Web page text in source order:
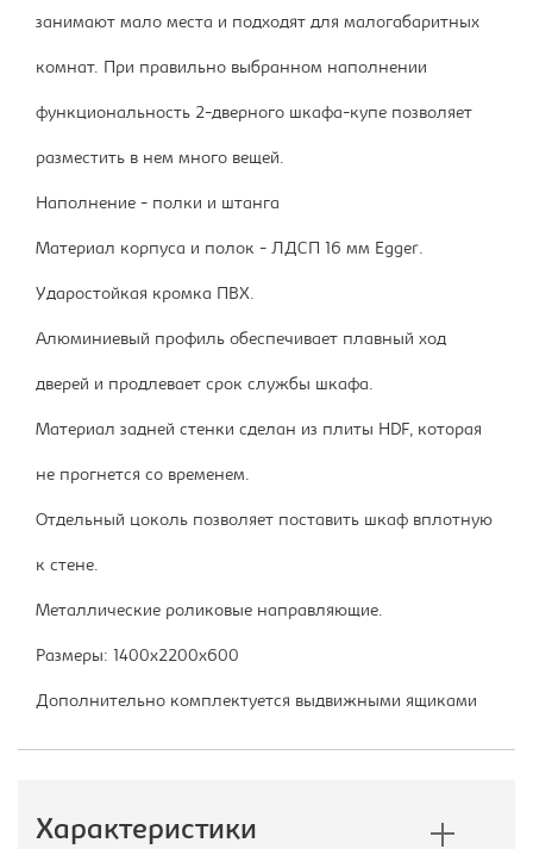
занимают мало места и подходят для малогабаритных
комнат. При правильно выбранном наполнении
функциональность 2-дверного шкафа-купе позволяет
разместить в нем много вещей.
Наполнение - полки и штанга
Материал корпуса и полок - ЛДСП 16 мм Egger.
Ударостойкая кромка ПВХ.
Алюминиевый профиль обеспечивает плавный ход
дверей и продлевает срок службы шкафа.
Материал задней стенки сделан из плиты HDF, которая
не прогнется со временем.
Отдельный цоколь позволяет поставить шкаф вплотную
к стене.
Металлические роликовые направляющие.
Размеры: 1400х2200х600
Дополнительно комплектуется выдвижными ящиками
Характеристики